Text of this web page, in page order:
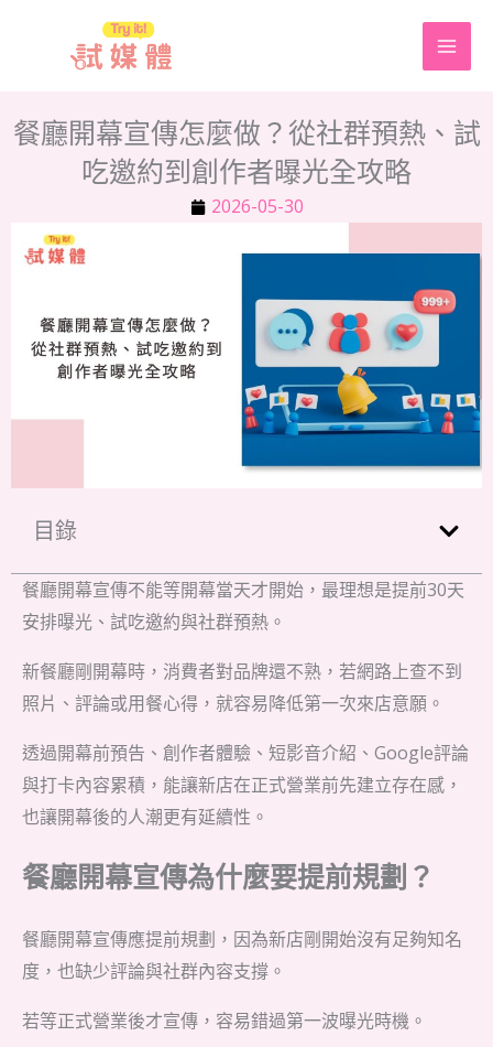
要餐廳開幕宣傳怎麼做？從社群預熱、試
吃邀約到創作者曝光全攻略
2026-05-30
目錄
餐廳開幕宣傳不能等開幕當天才開始，最理想是提前30天
安排曝光、試吃邀約與社群預熱。
新餐廳剛開幕時，消費者對品牌還不熟，若網路上查不到
照片、評論或用餐心得，就容易降低第一次來店意願。
透過開幕前預告、創作者體驗、短影音介紹、Google評論
與打卡內容累積，能讓新店在正式營業前先建立存在感，
也讓開幕後的人潮更有延續性。
餐廳開幕宣傳為什麼要提前規劃？
餐廳開幕宣傳應提前規劃，因為新店剛開始沒有足夠知名
度，也缺少評論與社群內容支撐。
若等正式營業後才宣傳，容易錯過第一波曝光時機。